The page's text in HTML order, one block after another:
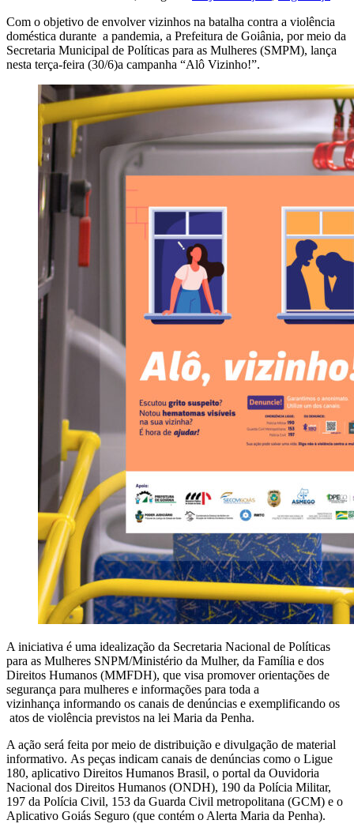
Com o objetivo de envolver vizinhos na batalha contra a violência
doméstica durante a pandemia, a Prefeitura de Goiânia, por meio da
Secretaria Municipal de Políticas para as Mulheres (SMPM), lança
nesta terça-feira (30/6)a campanha “Alô Vizinho!”.
A iniciativa é uma idealização da Secretaria Nacional de Políticas
para as Mulheres SNPM/Ministério da Mulher, da Família e dos
Direitos Humanos (MMFDH), que visa promover orientações de
segurança para mulheres e informações para toda a
vizinhança informando os canais de denúncias e exemplificando os
atos de violência previstos na lei Maria da Penha.
A ação será feita por meio de distribuição e divulgação de material
informativo. As peças indicam canais de denúncias como o Ligue
180, aplicativo Direitos Humanos Brasil, o portal da Ouvidoria
Nacional dos Direitos Humanos (ONDH), 190 da Polícia Militar,
197 da Polícia Civil, 153 da Guarda Civil metropolitana (GCM) e o
Aplicativo Goiás Seguro (que contém o Alerta Maria da Penha).